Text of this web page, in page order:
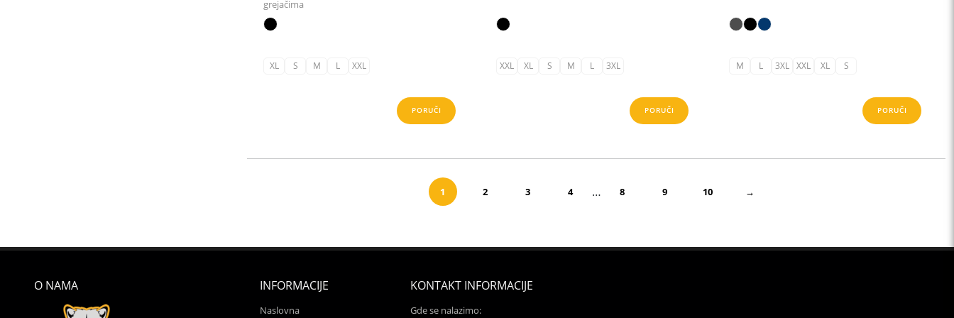
grejačima
PORUČI
XL S M L XXL
PORUČI
XXL XL S M L 3XL
PORUČI
M L 3XL XXL XL S
1 2 3 4 … 8 9 10 →
O NAMA INFORMACIJE
Naslovna
KONTAKT INFORMACIJE
Gde se nalazimo: